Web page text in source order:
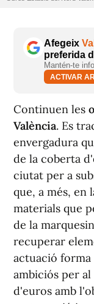
Afegeix
preferida
Mantén-te
ACTIVAR
Continuen les
València. Es
envergadura
de la coberta
ciutat per a
que, a més, en
materials que
de la
recuperar
actuació
ambiciós per al
d'euros amb